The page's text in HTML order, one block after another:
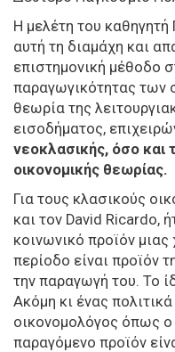
Η μελέτη του
αυτή τη διαμάχη και
επιστημονική μέθοδο
παραγωγικότητας
θεωρία της
εισοδήματος,
νεοκλασικής, όσο και
οικονομικής θεωρίας.
Για τους κλασικούς
και τον David Ricardo,
κοινωνικό προϊόν
περίοδο είναι προϊόν
την παραγωγή του. Το
Ακόμη κι ένας
οικονομολόγος όπως ο
παραγόμενο προϊόν